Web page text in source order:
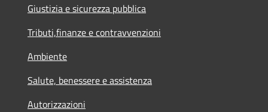
Giustizia e sicurezza pubblica
Tributi,finanze e contravvenzioni
Ambiente
Salute, benessere e assistenza
Autorizzazioni